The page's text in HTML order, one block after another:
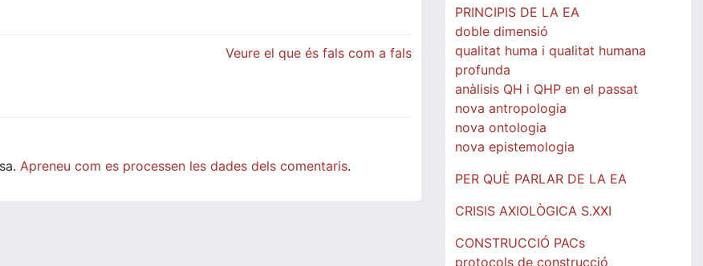
Veure el que és fals com a fals
Apreneu com es processen les dades dels comentaris.
PRINCIPIS DE LA EA
doble dimensió
qualitat huma i qualitat humana
profunda
anàlisis QH i QHP en el passat
nova antropologia
nova ontologia
nova epistemologia
PER QUÈ PARLAR DE LA EA
CRISIS AXIOLÒGICA S.XXI
CONSTRUCCIÓ PACs
protocols de construcció